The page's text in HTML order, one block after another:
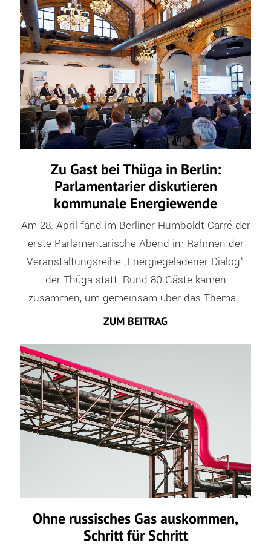
Zu Gast bei Thüga in Berlin:
Parlamentarier diskutieren
kommunale Energiewende
Am 28. April fand im Berliner Humboldt Carré der
erste Parlamentarische Abend im Rahmen der
Veranstaltungsreihe „Energiegeladener Dialog“
der Thüga statt. Rund 80 Gäste kamen
zusammen, um gemeinsam über das Thema...
ZUM BEITRAG
Ohne russi­sches Gas auskommen,
Schritt für Schritt